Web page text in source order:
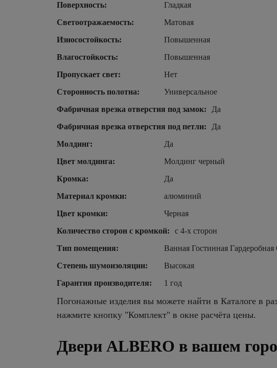
Поверхность:
Гладкая
Светоотражаемость:
Матовая
Износостойкость:
Повышенная
Влагостойкость:
Повышенная
Пропускает свет:
Нет
Сторонность полотна:
Универсальное
Фабричная врезка отверстия под замок:
Да
Фабричная врезка отверстия под петли:
Да
Молдинг:
Да
Цвет молдинга:
Молдинг черный
Кромка:
Да
Материал кромки:
алюминий
Цвет кромки:
Черная
Количество сторон с кромкой:
с 4-х сторон
Тип помещения:
Ванная Гостинная
Степень шумоизоляции:
Высокая
Гарантия производителя:
1 год
Погонажные изделия вы можете найти в Каталоге в
нажмите кнопку "Комплект" в окне расчёта цены.
Двери ALBERO в вашем